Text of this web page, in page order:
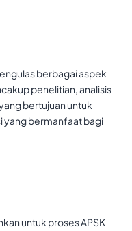
berbagai aspek
penelitian, analisis
bertujuan untuk
yang bermanfaat bagi
untuk proses APSK